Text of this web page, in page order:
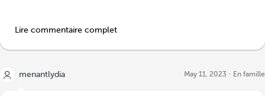
Lire commentaire complet
menantlydia May 11, 2023 En famille